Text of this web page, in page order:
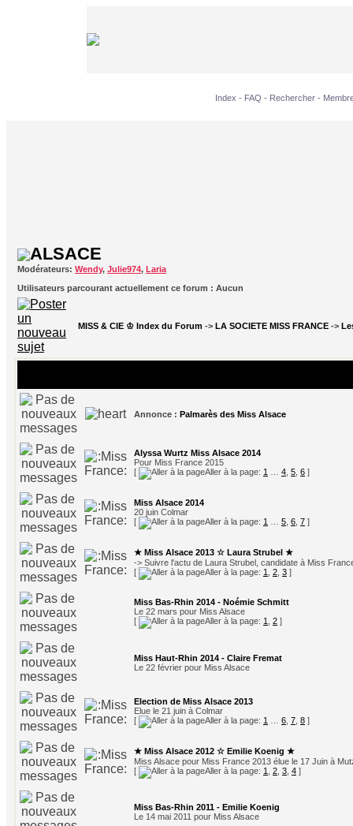
Index - FAQ - Rechercher-
ALSACE
Modérateurs: Wendy, Julie974, Laria
Utilisateurs parcourant actuellement ce forum : Aucun
MISS & CIE ♔ Index du Forum -> LA SOCIETE MISS FRANCE ->
Annonce : Palmarès des Miss Alsace
Alyssa Wurtz Miss Alsace 2014
Pour Miss France 2015
[
Aller à la page: 1 4 5 6 ]
Miss Alsace 2014
20 juin Colmar
[
Aller à la page: 1 5 6 7 ]
★ Miss Alsace 2013 ☆ Laura Strubel ★
-> Suivre l'actu de Laura Strubel, candidate à Miss
[
Aller à la page: 1 2 3 ]
Miss Bas-Rhin 2014 - Noémie Schmitt
Le 22 mars pour Miss Alsace
[
Aller à la page: 1 2 ]
Miss Haut-Rhin 2014 - Claire Fremat
Le 22 février pour Miss Alsace
Election de Miss Alsace 2013
Elue le 21 juin à Colmar
[
Aller à la page: 1 6 7 8 ]
★ Miss Alsace 2012 ☆ Emilie Koenig ★
Miss Alsace pour Miss France 2013 élue le 17 Juin à
[
Aller à la page: 1 2 3 4 ]
Miss Bas-Rhin 2011 - Emilie Koenig
Le 14 mai 2011 pour Miss Alsace